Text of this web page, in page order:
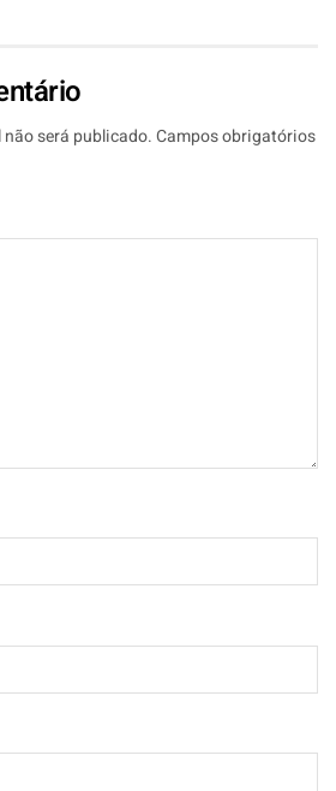
não será publicado.Campos obrigatórios